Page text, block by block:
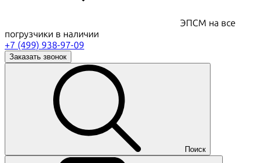
ЭПСМ на все
погрузчики в наличии
+7 (499) 938-97-09
Заказать звонок
Поиск